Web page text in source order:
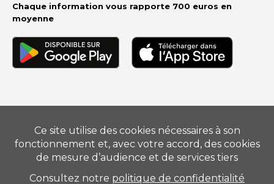
Chaque information vous rapporte 700 euros en
moyenne
Vendre–Acheter–Estimer–Nos conseillers–Devenir